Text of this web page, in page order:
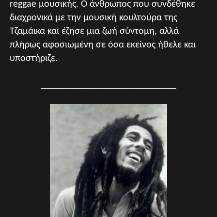
reggae μουσικής. Ο άνθρωπος που συνδέθηκε
διαχρονικά με την μουσική κουλτούρα της
Τζαμάικα και έζησε μια ζωή σύντομη, αλλά
πλήρως αφοσιωμένη σε όσα εκείνος ήθελε και
υποστήριζε.